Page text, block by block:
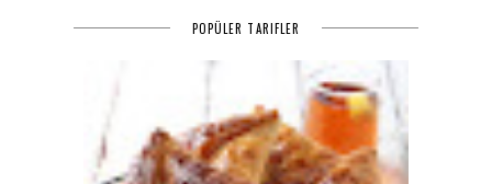
POPÜLER TARIFLER